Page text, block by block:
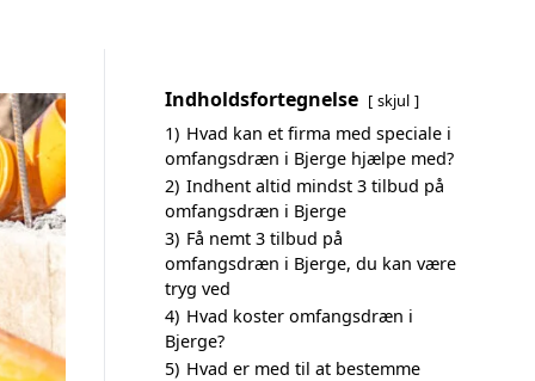
Indholdsfortegnelse skjul
1) Hvad kan et firma med speciale i
omfangsdræn i Bjerge hjælpe med?
2) Indhent altid mindst 3 tilbud på
omfangsdræn i Bjerge
3) Få nemt 3 tilbud på
omfangsdræn i Bjerge, du kan være
tryg ved
4) Hvad koster omfangsdræn i
Bjerge?
5) Hvad er med til at bestemme